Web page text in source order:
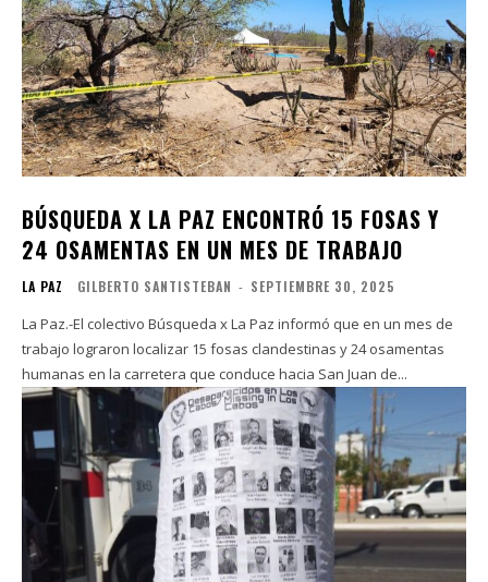
BÚSQUEDA X LA PAZ ENCONTRÓ 15 FOSAS Y
24 OSAMENTAS EN UN MES DE TRABAJO
LA PAZ GILBERTO SANTISTEBAN - SEPTIEMBRE 30, 2025
La Paz.-El colectivo Búsqueda x La Paz informó que en un mes de
trabajo lograron localizar 15 fosas clandestinas y 24 osamentas
humanas en la carretera que conduce hacia San Juan de...